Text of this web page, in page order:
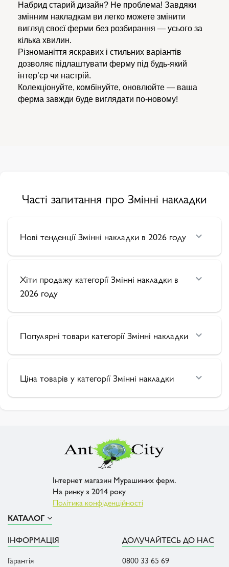
Набрид старий дизайн? Не проблема! Завдяки
змінним накладкам ви легко можете змінити
вигляд своєї ферми без розбирання — усього за
кілька хвилин.
Різноманіття яскравих і стильних варіантів
дозволяє підлаштувати ферму під будь-який
інтер’єр чи настрій.
Колекціонуйте, комбінуйте, оновлюйте — ваша
ферма завжди буде виглядати по-новому!
Часті запитання про Змінні накладки
Нові тенденції Змінні накладки в 2026 году
Хіти продажу категорії Змінні накладки в
2026 году
Популярні товари категорії Змінні накладки
Ціна товарів у категорії Змінні накладки
Інтернет магазин Мурашиних ферм.
На ринку з 2014 року
Політика конфіденційності
КАТАЛОГ
ІНФОРМАЦІЯ
Гарантія
ДОЛУЧАЙТЕСЬ ДО НАС
0800 33 65 69